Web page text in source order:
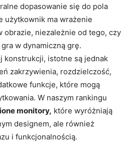
dopasowanie się do pola
użytkownik ma wrażenie
obrazie, niezależnie od tego, czy
w dynamiczną grę.
konstrukcji, istotne są jednak
zakrzywienia, rozdzielczość,
funkcje, które mogą
W naszym rankingu
monitory, które wyróżniają
designem, ale również
i funkcjonalnością.